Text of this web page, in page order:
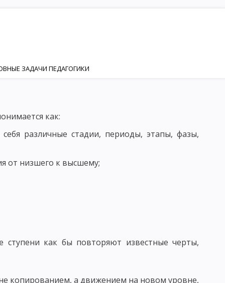
ЗАДАЧИ ПЕДАГОГИКИ
И РАЗВИТИЯ ЛИЧНОСТИ
ФОРМИРОВАНИЯ ЛИЧНОСТИ
ИССЛЕДОВАНИЯ
как:
различные стадии, периоды, этапы, фазы,
от низшего к высшему;
ступени как бы повторяют известные черты,
копированием, а движением на новом уровне,